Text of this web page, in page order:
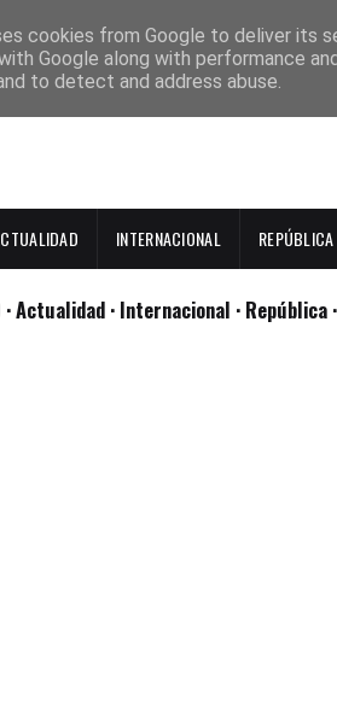
INTERNACIONAL REPÚBLICA
· Actualidad · Internacional · República
cookies from Google to deliver its
Google along with performance
to detect and address abuse.